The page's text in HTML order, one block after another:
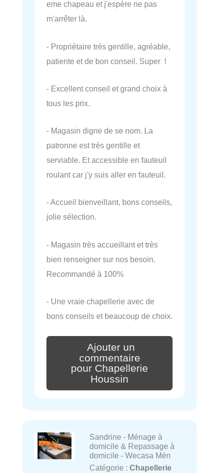
eme chapeau et j'espère ne pas
m'arrêter là.
- Propriétaire très gentille, agréable,
patiente et de bon conseil. Super !
- Excellent conseil et grand choix à
tous les prix.
- Magasin digne de se nom. La
patronne est très gentille et
serviable. Et accessible en fauteuil
roulant car j'y suis aller en fauteuil.
- Accueil bienveillant, bons conseils,
jolie sélection.
- Magasin très accueillant et très
bien renseigner sur nos besoin.
Recommandé à 100%
- Une vraie chapellerie avec de
bons conseils et beaucoup de choix.
Ajouter un
commentaire
pour Chapellerie
Houssin
Sandrine - Ménage à
domicile & Repassage à
domicile - Wecasa Mén
Catégorie : Chapellerie